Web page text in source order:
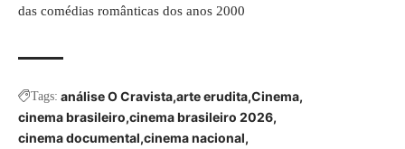
das comédias românticas dos anos 2000
Tags: análise O Cravista arte erudita Cinema
cinema brasileiro cinema brasileiro 2026
cinema documental cinema nacional